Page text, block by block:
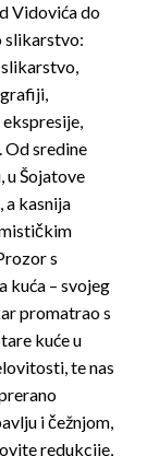
Vidovića do
slikarstvo:
Od sredine
u Šojatove
a kasnija
s
kuća – svojeg
promatrao s
kuće u
te nas
i čežnjom,
redukcije,